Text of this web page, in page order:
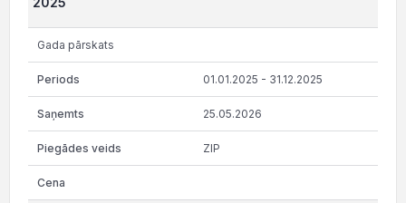
Gada pārskats
01.01.2025 - 31.12.2025
25.05.2026
ZIP